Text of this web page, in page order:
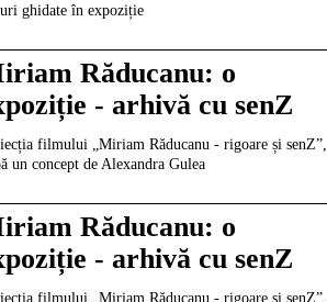
ghidate în expoziție
Răducanu: o
- arhivă cu senZ
filmului „Miriam Răducanu - rigoare și senZ”,
un concept de Alexandra Gulea
Răducanu: o
- arhivă cu senZ
filmului „Miriam Răducanu - rigoare și senZ”,